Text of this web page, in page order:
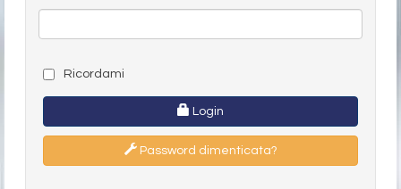
Ricordami
Login
Password dimenticata?